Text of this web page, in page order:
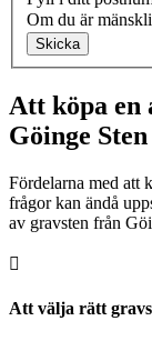
Om du är
Skicka
Att köpa en
Göinge Sten
Fördelarna med att
frågor kan ändå
av gravsten från

Att välja rätt